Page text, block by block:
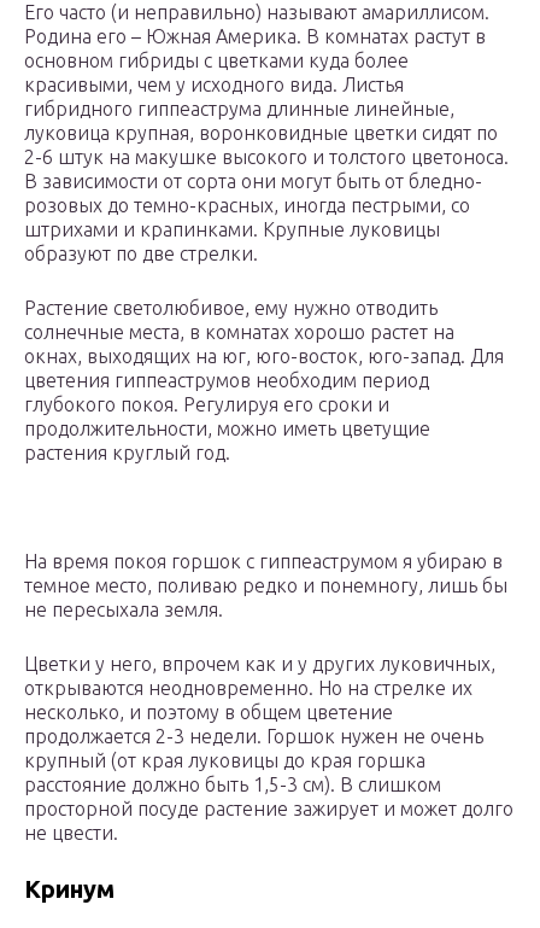
Его часто (и неправильно) называют амариллисом.
Родина его – Южная Америка. В комнатах растут в
основном гибриды с цветками куда более
красивыми, чем у исходного вида. Листья
гибридного гиппеаструма длинные линейные,
луковица крупная, воронковидные цветки сидят по
2-6 штук на макушке высокого и толстого цветоноса.
В зависимости от сорта они могут быть от бледно-
розовых до темно-красных, иногда пестрыми, со
штрихами и крапинками. Крупные луковицы
образуют по две стрелки.
Растение светолюбивое, ему нужно отводить
солнечные места, в комнатах хорошо растет на
окнах, выходящих на юг, юго-восток, юго-запад. Для
цветения гиппеаструмов необходим период
глубокого покоя. Регулируя его сроки и
продолжительности, можно иметь цветущие
растения круглый год.
На время покоя горшок с гиппеаструмом я убираю в
темное место, поливаю редко и понемногу, лишь бы
не пересыхала земля.
Цветки у него, впрочем как и у других луковичных,
открываются неодновременно. Но на стрелке их
несколько, и поэтому в общем цветение
продолжается 2-3 недели. Горшок нужен не очень
крупный (от края луковицы до края горшка
расстояние должно быть 1,5-3 см). В слишком
просторной посуде растение зажирует и может долго
не цвести.
Кринум